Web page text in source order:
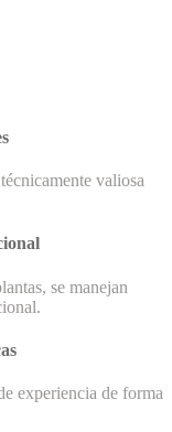
valiosa
se manejan
experiencia de forma